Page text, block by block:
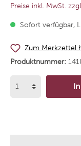
Preise inkl. MwSt.
Sofort verfügbar,
Zum Merkzettel
Produktnummer: